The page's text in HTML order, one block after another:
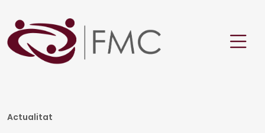
Actualitat